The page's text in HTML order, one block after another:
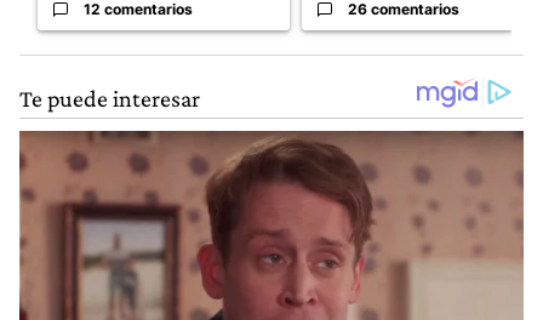
12 comentarios 26 comentarios